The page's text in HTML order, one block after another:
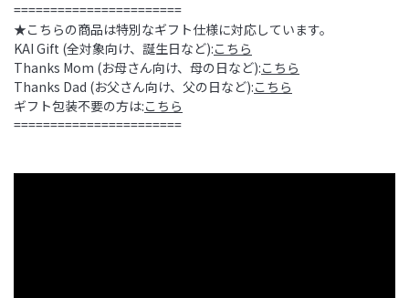
=======================
★こちらの商品は特別なギフト仕様に対応しています。
KAI Gift (全対象向け、誕生日など):こちら
Thanks Mom (お母さん向け、母の日など):こちら
Thanks Dad (お父さん向け、父の日など):こちら
ギフト包装不要の方は:こちら
=======================